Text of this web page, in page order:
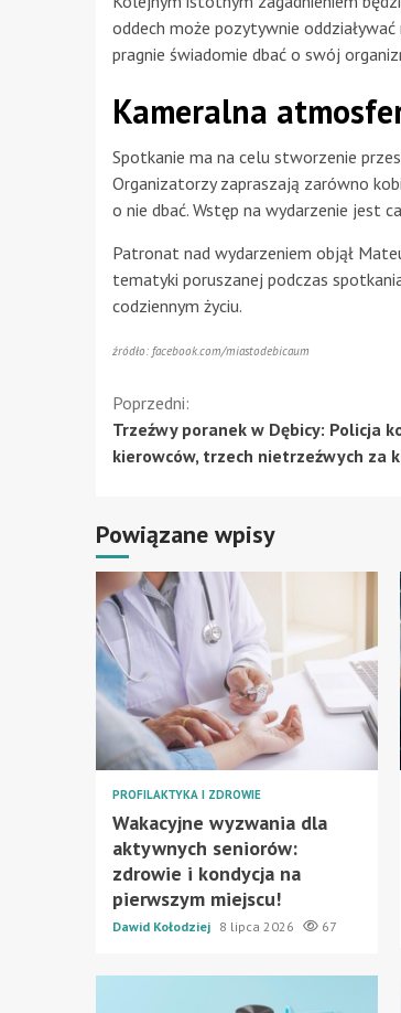
oddech może pozytywnie
pragnie świadomie dbać o swój
Kameralna
Spotkanie ma na celu stworzenie
Organizatorzy zapraszają zarówno
o nie dbać. Wstęp na wydarzenie jest
Patronat nad wydarzeniem objął
tematyki poruszanej podczas
codziennym życiu.
źródło: facebook.com/miastodebicaum
Kontynuuj
czytanie
Poprzedni:
Trzeźwy poranek w Dębicy: Policja
kierowców, trzech nietrzeźwych za
Powiązane wpisy
PROFILAKTYKA I ZDROWIE
Wakacyjne wyzwania dla
aktywnych seniorów:
zdrowie i kondycja na
pierwszym miejscu!
Dawid Kołodziej 8 lipca 2026 67